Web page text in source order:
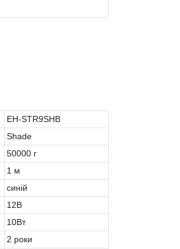
EH-STR9SHB
Shade
50000 г
1 м
синій
12В
10Вт
2 роки